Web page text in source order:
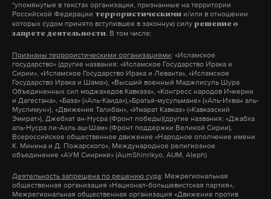
«В комплекте мягкий чехол на ремень, — сообщает
«Авито», — твердый корпус-прищепка, батарейка и
Георгий Тесля-Герасимов
Фото: Telegram / Георгий Тесля-Герасимов
По словам Татьяны Ивановны, за эти несколько
лет на фронте ее сын начал писать стихи и даже
прочел им. Но она была так рада его видеть, что
ничего не помнит.
«Читал. Читал... — с гордостью рассказывает она. —
*упомянутые в текстах организации, признанные на территории
Российской Федерации террористическими и/или в отношении
которых судом принято вступившее в законную силу решение о
запрете деятельности. В том числе:
Признаны террористическими организациями: «Исламское
государство» (другие названия: «Исламское Государство Ирака и
Сирии», «Исламское Государство Ирака и Леванта», «Исламское
Государство Ирака и Шама»), «Высший военный Маджлисуль Шура
Объединенных сил моджахедов Кавказа», «Конгресс народов Ичкерии
и Дагестана», «База» («Аль-Каида»),«Братья-мусульмане» («Аль-Ихван аль-
Муслимун»), «Движение Талибан», «Имарат Кавказ» («Кавказский
Эмират»), Джебхат ан-Нусра (Фронт победы)(другие названия: «Джабха
аль-Нусра ли-Ахль аш-Шам» (Фронт поддержки Великой Сирии),
Всероссийское общественное движение «Народное ополчение имени
К. Минина и Д. Пожарского», Международное религиозное
объединение «АУМ Синрике» (AumShinrikyo, AUM, Aleph)
Деятельность запрещена по решению суда: Межрегиональная
общественная организация «Национал-большевистская партия»,
Межрегиональная общественная организация «Движение против